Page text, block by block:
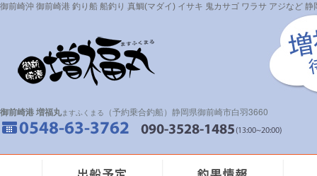
御前崎沖 御前崎港 釣り船 船釣り 真鯛(マダイ) イサキ 鬼カサゴ ワラサ アジなど
御前崎港 増福丸ますふくまる （予約乗合釣船）静岡県御前崎市白羽3660